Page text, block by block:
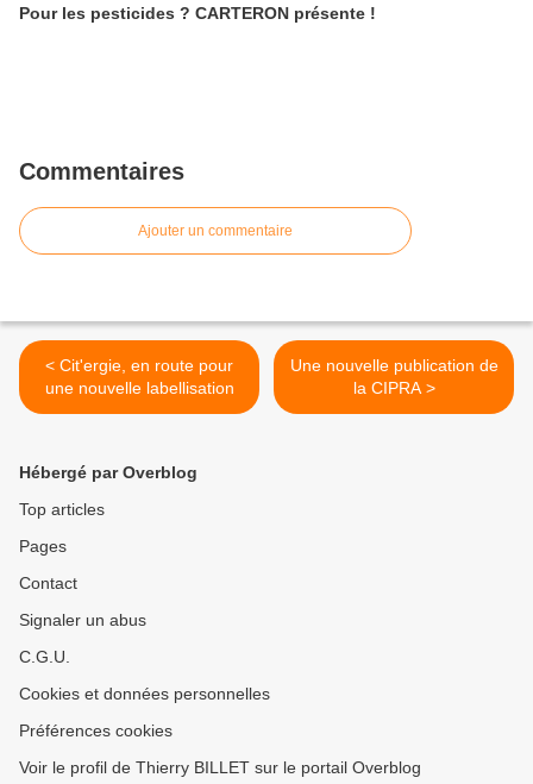
Pour les pesticides ? CARTERON présente !
Commentaires
Ajouter un commentaire
< Cit'ergie, en route pour
une nouvelle labellisation
Une nouvelle publication de
la CIPRA >
Hébergé par Overblog
Top articles
Pages
Contact
Signaler un abus
C.G.U.
Cookies et données personnelles
Préférences cookies
Voir le profil de Thierry BILLET sur le portail Overblog